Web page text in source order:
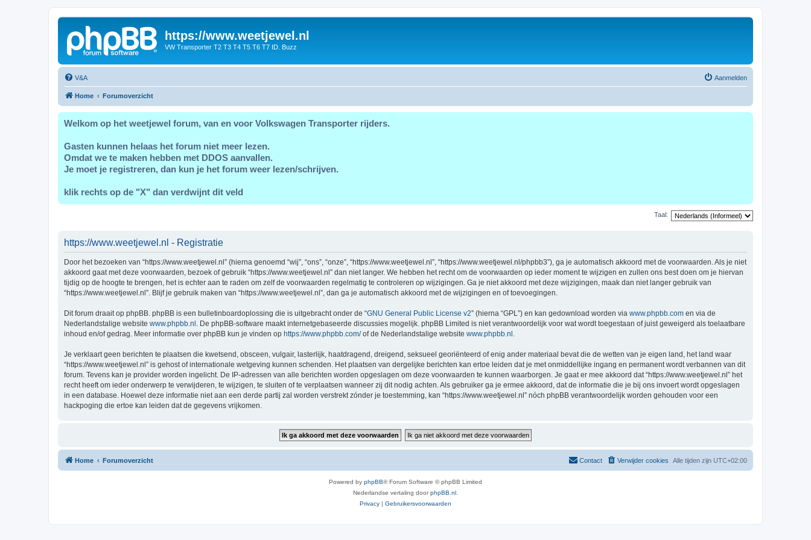
https://www.weetjewel.nl
VW Transporter T2 T3 T4 T5 T6 T7 ID. Buzz
V&A Aanmelden
Home Forumoverzicht
Welkom op het weetjewel forum, van en voor Volkswagen Transporter rijders.
Gasten kunnen helaas het forum niet meer lezen.
Omdat we te maken hebben met DDOS aanvallen.
Je moet je registreren, dan kun je het forum weer lezen/schrijven.
klik rechts op de "X" dan verdwijnt dit veld
Taal:
https://www.weetjewel.nl - Registratie
Door het bezoeken van “https://www.weetjewel.nl” (hierna genoemd “wij”, “ons”, “onze”, “https://www.weetjewel.nl”, “https://www.weetjewel.nl/phpbb3”), ga je automatisch akkoord met de voorwaarden. Als je niet
akkoord gaat met deze voorwaarden, bezoek of gebruik “https://www.weetjewel.nl” dan niet langer. We hebben het recht om de voorwaarden op ieder moment te wijzigen en zullen ons best doen om je hiervan
tijdig op de hoogte te brengen, het is echter aan te raden om zelf de voorwaarden regelmatig te controleren op wijzigingen. Ga je niet akkoord met deze wijzigingen, maak dan niet langer gebruik van
“https://www.weetjewel.nl”. Blijf je gebruik maken van “https://www.weetjewel.nl”, dan ga je automatisch akkoord met de wijzigingen en of toevoegingen.
Dit forum draait op phpBB. phpBB is een bulletinboardoplossing die is uitgebracht onder de “GNU General Public License v2” (hierna “GPL”) en kan gedownload worden via www.phpbb.com en via de
Nederlandstalige website www.phpbb.nl . De phpBB-software maakt internetgebaseerde discussies mogelijk. phpBB Limited is niet verantwoordelijk voor wat wordt toegestaan of juist geweigerd als toelaatbare
inhoud en/of gedrag. Meer informatie over phpBB kun je vinden op https://www.phpbb.com/of de Nederlandstalige website www.phpbb.nl .
Je verklaart geen berichten te plaatsen die kwetsend, obsceen, vulgair, lasterlijk, haatdragend, dreigend, seksueel georiënteerd of enig ander materiaal bevat die de wetten van je eigen land, het land waar
“https://www.weetjewel.nl” is gehost of internationale wetgeving kunnen schenden. Het plaatsen van dergelijke berichten kan ertoe leiden dat je met onmiddellijke ingang en permanent wordt verbannen van dit
forum. Tevens kan je provider worden ingelicht. De IP-adressen van alle berichten worden opgeslagen om deze voorwaarden te kunnen waarborgen. Je gaat er mee akkoord dat “https://www.weetjewel.nl” het
recht heeft om ieder onderwerp te verwijderen, te wijzigen, te sluiten of te verplaatsen wanneer zij dit nodig achten. Als gebruiker ga je ermee akkoord, dat de informatie die je bij ons invoert wordt opgeslagen
in een database. Hoewel deze informatie niet aan een derde partij zal worden verstrekt zónder je toestemming, kan “https://www.weetjewel.nl” nóch phpBB verantwoordelijk worden gehouden voor een
hackpoging die ertoe kan leiden dat de gegevens vrijkomen.
Home Forumoverzicht Alle tijden zijn UTC+02:00
Verwijder cookies
Contact
Powered by phpBB® Forum Software © phpBB Limited
Nederlandse vertaling doorphpBB.nl
Privacy | Gebruikersvoorwaarden